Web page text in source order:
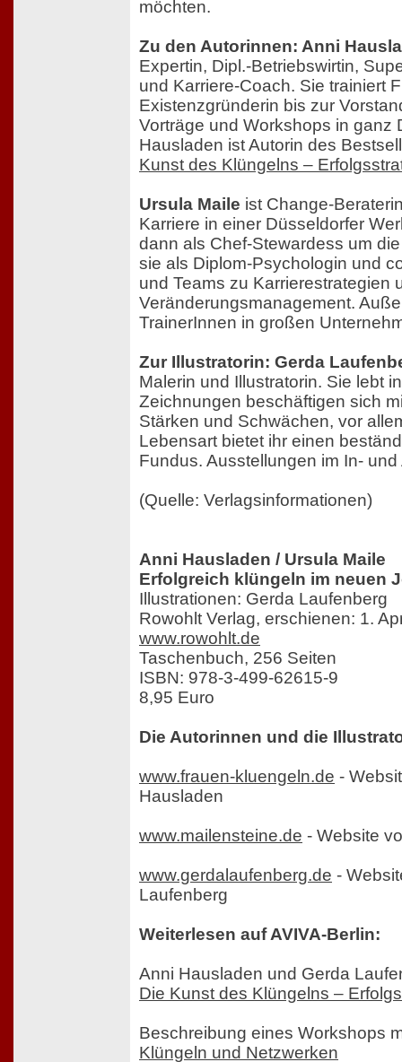
möchten.
Zu den Autorinnen: Anni
Expertin, Dipl.-Betriebswirtin,
und Karriere-Coach. Sie trainiert
Existenzgründerin bis zur
Vorträge und Workshops in ganz
Hausladen ist Autorin des
Kunst des Klüngelns –
Ursula Maile ist Change-
Karriere in einer Düsseldorfer
dann als Chef-Stewardess um
sie als Diplom-Psychologin und
und Teams zu Karrierestrategien
Veränderungsmanagement.
TrainerInnen in großen
Zur Illustratorin: Gerda
Malerin und Illustratorin. Sie lebt
Zeichnungen beschäftigen sich
Stärken und Schwächen, vor
Lebensart bietet ihr einen
Fundus. Ausstellungen im In- und
(Quelle: Verlagsinformationen)
Anni Hausladen / Ursula Maile
Erfolgreich klüngeln im neuen
Illustrationen: Gerda Laufenberg
Rowohlt Verlag, erschienen: 1.
www.rowohlt.de
Taschenbuch, 256 Seiten
ISBN: 978-3-499-62615-9
8,95 Euro
Die Autorinnen und die
www.frauen-kluengeln.de -
Hausladen
www.mailensteine.de - Website
www.gerdalaufenberg.de -
Laufenberg
Weiterlesen auf AVIVA-Berlin:
Anni Hausladen und Gerda
Die Kunst des Klüngelns –
Beschreibung eines Workshops
Klüngeln und Netzwerken